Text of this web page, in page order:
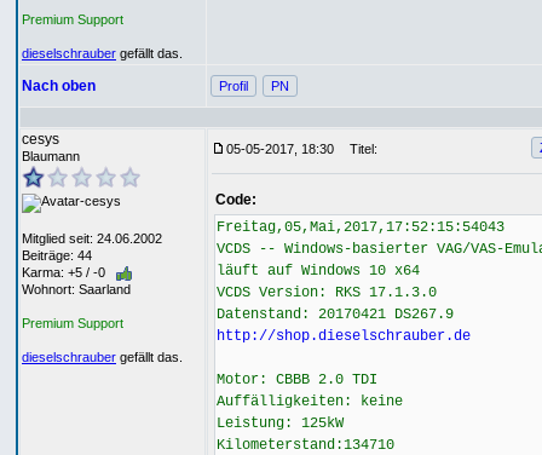
Premium Support
dieselschrauber gefällt das.
Nach oben Profil PN
cesys
Blaumann
Mitglied seit: 24.06.2002
Beiträge: 44
Karma: +5 / -0
Wohnort: Saarland
Premium Support
dieselschrauber gefällt das.
05-05-2017, 18:30 Titel:
Code:
Freitag,05,Mai,2017,17:52:15:54043
VCDS -- Windows-basierter VAG/VAS-
läuft auf Windows 10 x64
VCDS Version: RKS 17.1.3.0
Datenstand: 20170421 DS267.9
http://shop.dieselschrauber.de
Motor: CBBB 2.0 TDI
Auffälligkeiten: keine
Leistung: 125kW
Kilometerstand:134710